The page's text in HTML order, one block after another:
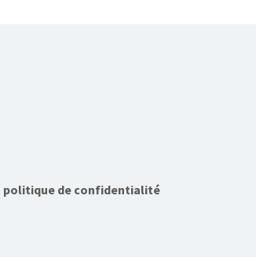
politique de confidentialité